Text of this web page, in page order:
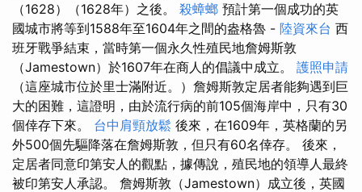
（1628）（1628年）之後。 殺蟑螂 預計第一個成功的英
國城市將等到1588年至1604年之間的盎格魯 - 陸資來台 西
班牙戰爭結束，當時第一個永久性殖民地詹姆斯敦
（Jamestown）於1607年在商人的倡議中成立。 護照申請
（這座城市位於里士滿附近。）詹姆斯敦定居者能夠遇到巨
大的困難，這證明，由於流行病的前105個海岸中，只有30
個倖存下來。 台中肩頸放鬆 後來，在1609年，英格蘭的另
外500個先驅降落在詹姆斯敦，但只有60名倖存。 後來，
定居者同意印第安人的觀點，據傳說，殖民地的領導人最終
被印第安人承認。 詹姆斯敦（Jamestown）成立後，英國